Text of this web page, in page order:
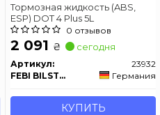
Тормозная жидкость (ABS,
ESP) DOT 4 Plus 5L
0 отзывов
2 091 ₴ сегодня
Артикул:
23932
FEBI BILSTEIN
Германия
КУПИТЬ